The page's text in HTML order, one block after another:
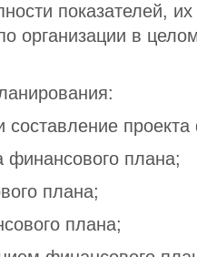
показателей,
организации в
составление
финансового плана;
плана;
плана;